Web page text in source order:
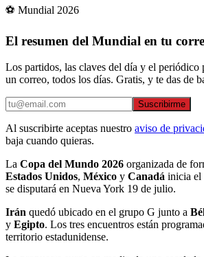
⚽ Mundial 2026
El resumen del Mundial en tu
Los partidos, las claves del día y el
un correo, todos los días. Gratis, y te das de
Suscribirme
Al suscribirte aceptas nuestro aviso de
baja cuando quieras.
La Copa del Mundo 2026 organizada de
Estados Unidos, México y Canadá inicia el
se disputará en Nueva York 19 de julio.
Irán quedó ubicado en el grupo G junto a
y Egipto. Los tres encuentros están
territorio estadunidense.